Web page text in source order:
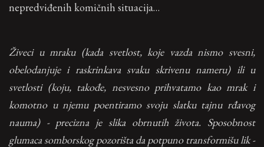
nepredviđenih komičnih situacija…
Živeci u mraku (kada svetlost, koje vazda nismo svesni,
obelodanjuje i raskrinkava svaku skrivenu nameru) ili u
svetlosti (koju, takođe, nesvesno prihvatamo kao mrak i
komotno u njemu poentiramo svoju slatku tajnu rđavog
nauma) - precizna je slika obrnutih života. Sposobnost
glumaca somborskog pozorišta da potpuno transformišu lik -